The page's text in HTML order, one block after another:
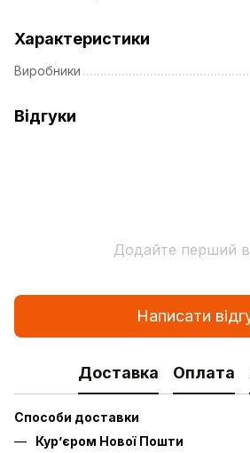
Характеристики
Виробники
Відгуки
Додайте перший
Написати
Доставка Оплата
Способи доставки
Кур’єром Нової Пошти